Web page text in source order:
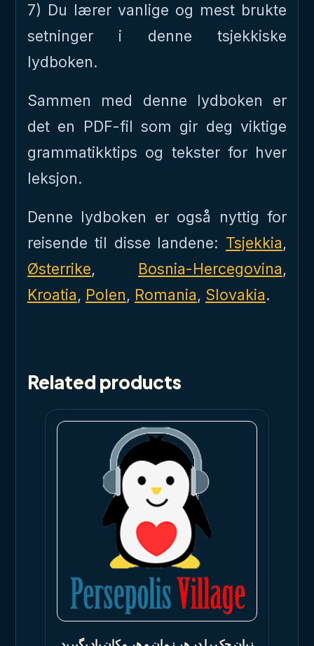
7) Du lærer vanlige og mest brukte
setninger i denne tsjekkiske
lydboken.
Sammen med denne lydboken er
det en PDF-fil som gir deg viktige
grammatikktips og tekster for hver
leksjon.
Denne lydboken er også nyttig for
reisende til disse landene: Tsjekkia,
Østerrike, Bosnia-Hercegovina,
Kroatia, Polen, Romania, Slovakia.
Related products